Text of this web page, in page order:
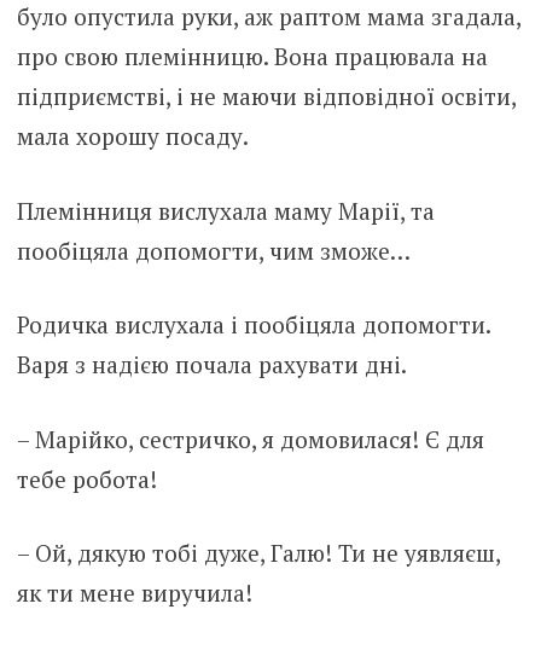
було опустила руки, аж раптом мама згадала,
про свою племінницю. Вона працювала на
підприємстві, і не маючи відповідної освіти,
мала хорошу посаду.
Племінниця вислухала маму Марії, та
пообіцяла допомогти, чим зможе…
Родичка вислухала і пообіцяла допомогти.
Варя з надією почала рахувати дні.
– Марійко, сестричко, я домовилася! Є для
тебе робота!
– Ой, дякую тобі дуже, Галю! Ти не уявляєш,
як ти мене виручила!